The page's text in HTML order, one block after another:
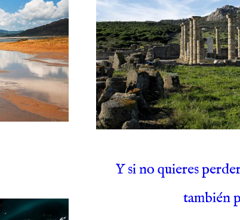
Y si no quieres
también